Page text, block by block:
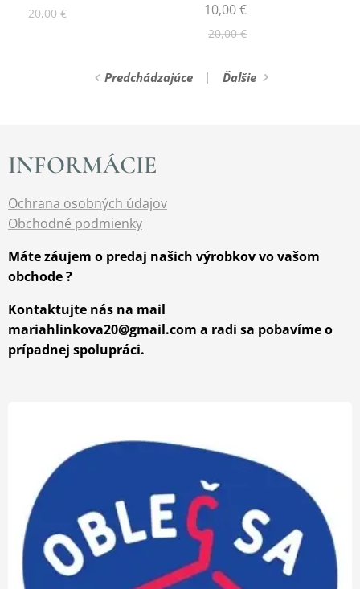
20,00€ 10,00€
20,00€
Predchádzajúce Ďalšie
INFORMÁCIE
Ochrana osobných údajov
Obchodné podmienky
Máte záujem o predaj našich výrobkov vo vašom
obchode ?
Kontaktujte nás na mail
mariahlinkova20@gmail.com a radi sa pobavíme o
prípadnej spolupráci.